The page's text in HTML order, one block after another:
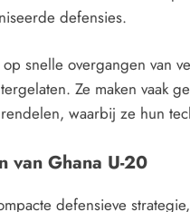
defensies.
snelle overgangen van
Ze maken vaak
waarbij ze hun
van Ghana U-20
defensieve